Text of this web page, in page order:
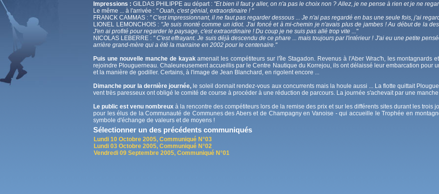
Impressions : GILDAS PHILIPPE au départ : "Et bien il faut y aller, on n'a pas le choix non ? Allez, je ne pense à rien et je ne
Le même ... à l'arrivée : " Ouah, c'est génial, extraordinaire ! "
FRANCK CAMMAS : " C'est impressionnant, il ne faut pas regarder dessous ... Je n'ai pas regardé en bas une seule fois, j'ai
LIONEL LEMONCHOIS : "Je suis monté comme un idiot. J'ai foncé et à mi-chemin je n'avais plus de jambes ! Au début de la
J'en ai profité pour regarder le paysage, c'est extraordinaire ! Du coup je ne suis pas allé trop vite ..."
NICOLAS LEBERRE : " C'est effrayant. Je suis déjà descendu de ce phare ... mais toujours par l'intérieur ! J'ai eu une petite
arrière grand-mère qui a été la marraine en 2002 pour le centenaire."
Puis une nouvelle manche de kayakamenait les compétiteurs sur l'île Stagadon. Revenus à l'Aber Wrac'h, les
rejoindre Plouguerneau. Chaleureusement accueillis par le Centre Nautique du Korrejou, ils ont délaissé leur embarcation pour
et la manière de godiller. Certains, à l'image de Jean Blanchard, en rigolent encore ...
Dimanche pour la dernière journée, le soleil donnait rendez-vous aux concurrents mais la houle aussi ... La flotte quittait
vent très paresseux ont obligé le comité de course à procéder à une réduction de parcours. La journée s'achevait par une
Le public est venu nombreux à la rencontre des compétiteurs lors de la remise des prix et sur les différents sites durant les
pour les élus de la Communauté de Communes des Abers et de Champagny en Vanoise - qui accueille le Trophée en
symbole d'échange de valeurs et de moyens !
Sélectionner un des précédents communiqués
Lundi 10 Octobre 2005, Communiqué N°03
Lundi 03 Octobre 2005, Communiqué N°02
Vendredi 09 Septembre 2005, Communiqué N°01